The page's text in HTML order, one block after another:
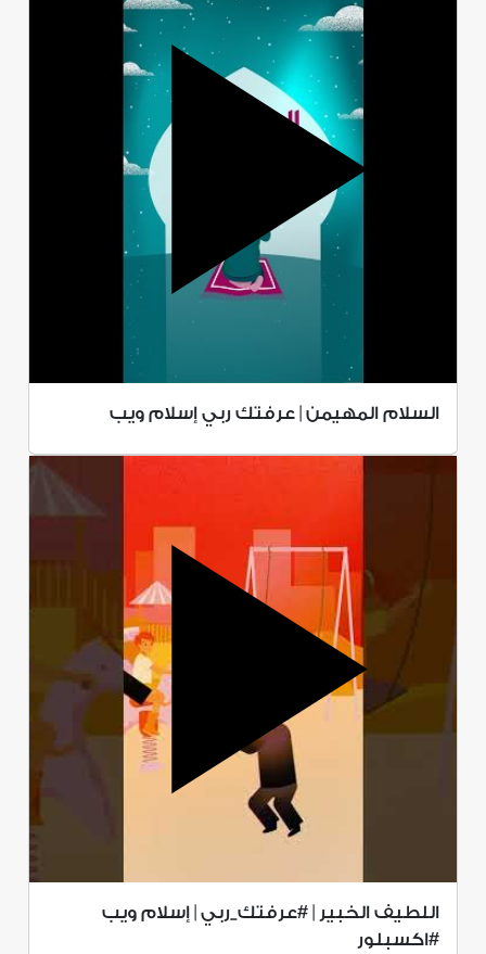
السلام المهيمن | عرفتك ربي إسلام ويب
اللطيف الخبير | #عرفتك_ربي | إسلام ويب
#اكسبلور